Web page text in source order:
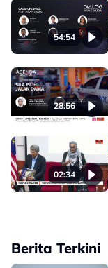
54:54
28:56
02:34
Berita Terkini